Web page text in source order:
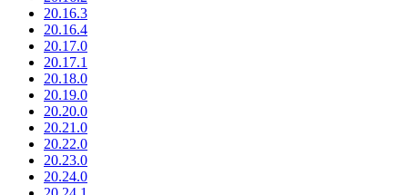
20.16.3
20.16.4
20.17.0
20.17.1
20.18.0
20.19.0
20.20.0
20.21.0
20.22.0
20.23.0
20.24.0